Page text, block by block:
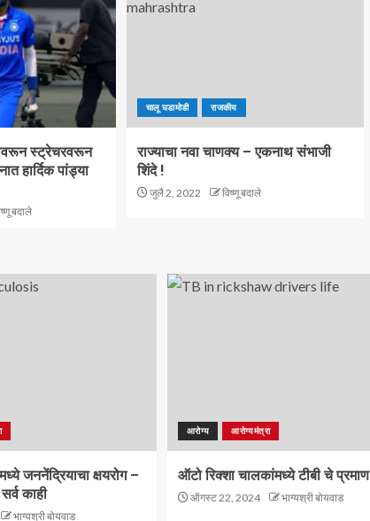
स्ट्रेचरवरून
हार्दिक पांड्या
बदाले
चालू घडामोडी राजकीय
राज्याचा नवा चाणक्य – एकनाथ संभाजी
शिंदे !
जुलै 2, 2022 विष्णू बदाले
जननेंद्रियाचा क्षयरोग –
काही
भाग्यश्री बोयवाड
आरोग्य आरोग्यमंत्रा
ऑटो रिक्शा चालकांमध्ये टीबी चे प्रमाण
ऑगस्ट 22, 2024 भाग्यश्री बोयवाड